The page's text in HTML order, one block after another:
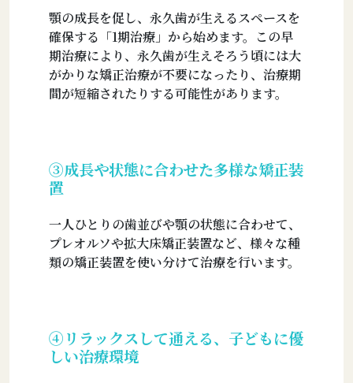
顎の成長を促し、永久歯が生えるスペースを
確保する「1期治療」から始めます。この早
期治療により、永久歯が生えそろう頃には大
がかりな矯正治療が不要になったり、治療期
間が短縮されたりする可能性があります。
➂成長や状態に合わせた多様な矯正装
置
一人ひとりの歯並びや顎の状態に合わせて、
プレオルソや拡大床矯正装置など、様々な種
類の矯正装置を使い分けて治療を行います。
➃リラックスして通える、子どもに優
しい治療環境